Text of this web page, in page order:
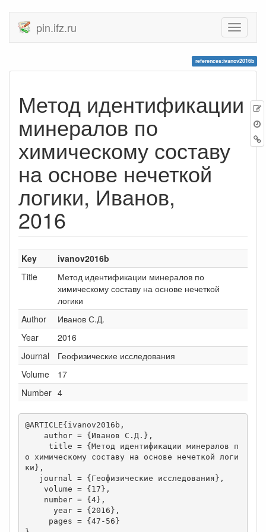
pin.ifz.ru
references:ivanov2016b
Метод идентификации
минералов по
химическому составу
на основе нечеткой
логики, Иванов,
2016
Key
ivanov2016b
Title
Метод идентификации минералов по
химическому составу на основе нечеткой
логики
Author
Иванов С.Д.
Year
2016
Journal
Геофизические исследования
Volume
17
Number 4
@ARTICLE{ivanov2016b,
о химическому составу на основе нечеткой логи
ки},